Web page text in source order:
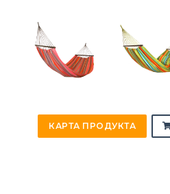
КАРТА ПРОДУКТА